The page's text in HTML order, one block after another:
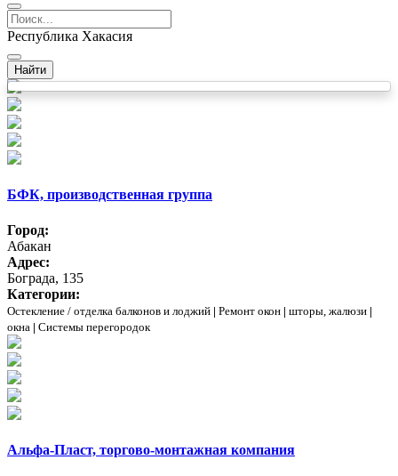
Республика Хакасия
Найти
БФК, производственная группа
Город:
Абакан
Адрес:
Бограда, 135
Категории:
Остекление / отделка балконов и лоджий | Ремонт окон | шторы, жалюзи |
окна | Системы перегородок
Альфа-Пласт, торгово-монтажная компания